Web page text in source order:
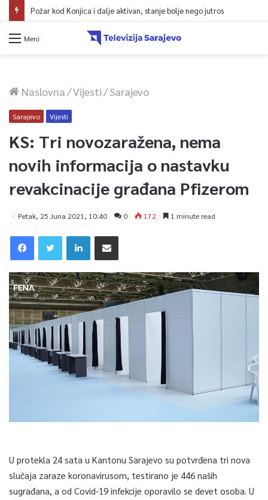
Požar kod Konjica i dalje aktivan, stanje bolje nego jutros
Meni
Naslovna/Vijesti/Sarajevo
Sarajevo Vijesti
KS: Tri novozaražena, nema
novih informacija o nastavku
revakcinacije građana Pfizerom
Petak, 25 Juna 2021, 10:40 0 172 1 minute read
U protekla 24 sata u Kantonu Sarajevo su potvrđena tri nova
slučaja zaraze koronavirusom, testirano je 446 naših
sugrađana, a od Covid-19 infekcije oporavilo se devet osoba. U